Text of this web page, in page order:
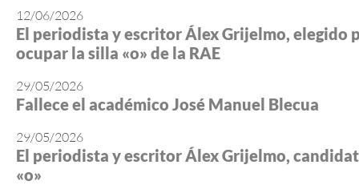
12/06/2026
El periodista y escritor Álex Grijelmo, elegido
ocupar la silla «o» de la RAE
29/05/2026
Fallece el académico José Manuel Blecua
29/05/2026
El periodista y escritor Álex Grijelmo,
«o»